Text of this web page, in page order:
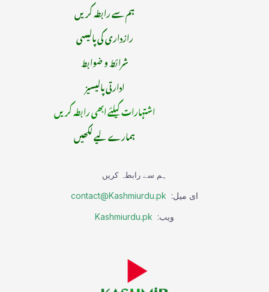
ہم سے رابطہ کریں
رازداری کی پالیسی
شرائط و ضوابط
ادارتی پالیسیز
اشتہارات کیلئے ابھی رابطہ کریں
ہمارے لیے لکھیں
ہم سے رابطہ کریں
ای میل: contact@Kashmiurdu.pk
ویب: Kashmiurdu.pk